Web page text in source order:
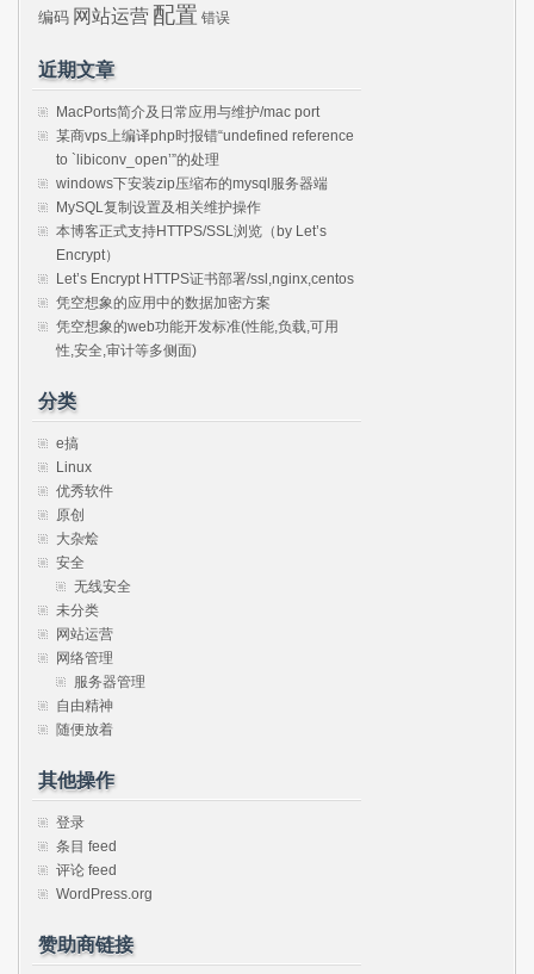
编码 网站运营 配置 错误
近期文章
MacPorts简介及日常应用与维护/mac port
某商vps上编译php时报错“undefined reference
to `libiconv_open’”的处理
windows下安装zip压缩布的mysql服务器端
MySQL复制设置及相关维护操作
本博客正式支持HTTPS/SSL浏览（by Let’s
Encrypt）
Let’s Encrypt HTTPS证书部署/ssl,nginx,centos
凭空想象的应用中的数据加密方案
凭空想象的web功能开发标准(性能,负载,可用
性,安全,审计等多侧面)
分类
e搞
Linux
优秀软件
原创
大杂烩
安全
无线安全
未分类
网站运营
网络管理
服务器管理
自由精神
随便放着
其他操作
登录
条目 feed
评论 feed
WordPress.org
赞助商链接